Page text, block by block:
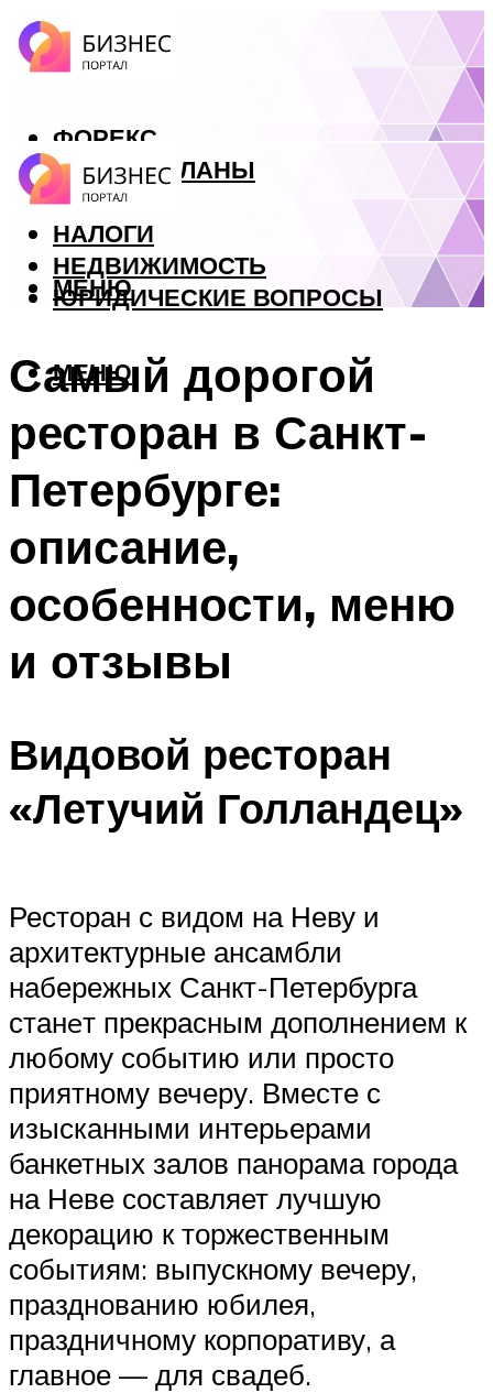
ФОРЕКС
БИЗНЕС ПЛАНЫ
КРЕДИТЫ
НАЛОГИ
НЕДВИЖИМОСТЬ
ЮРИДИЧЕСКИЕ ВОПРОСЫ
МЕНЮ
МЕНЮ
Самый дорогой
ресторан в Санкт-
Петербурге:
описание,
особенности, меню
и отзывы
Видовой ресторан
«Летучий Голландец»
Ресторан с видом на Неву и
архитектурные ансамбли
набережных Санкт-Петербурга
станeт прекрасным дополнением к
любому событию или просто
приятному вечеру. Вместе с
изысканными интерьерами
банкетных залов панорама города
на Неве составляет лучшую
декорацию к торжественным
событиям: выпускному вечеру,
празднованию юбилея,
праздничному корпоративу, а
главное — для свадеб.